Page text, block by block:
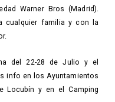
Warner Bros (Madrid).
cualquier familia y con la
del 22-28 de Julio y el
info en los Ayuntamientos
Locubín y en el Camping